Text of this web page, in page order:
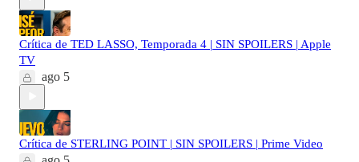
Crítica de TED LASSO, Temporada 4 | SIN SPOILERS | Apple
TV
ago 5
Crítica de STERLING POINT | SIN SPOILERS | Prime Video